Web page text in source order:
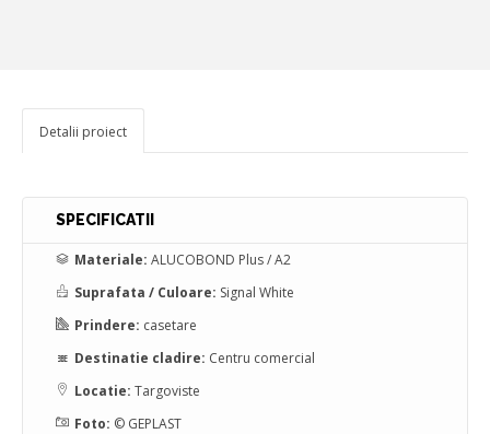
Detalii proiect
SPECIFICATII
Materiale: ALUCOBOND Plus / A2
Suprafata / Culoare: Signal White
Prindere: casetare
Destinatie cladire: Centru comercial
Locatie: Targoviste
Foto: © GEPLAST